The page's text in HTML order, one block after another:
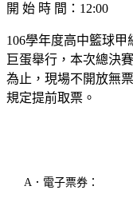
開 始 時 間：12:00
106學年度高中籃球
巨蛋舉行，本次總決
為止，現場不開放無
規定提前取票。
A．電子票券：